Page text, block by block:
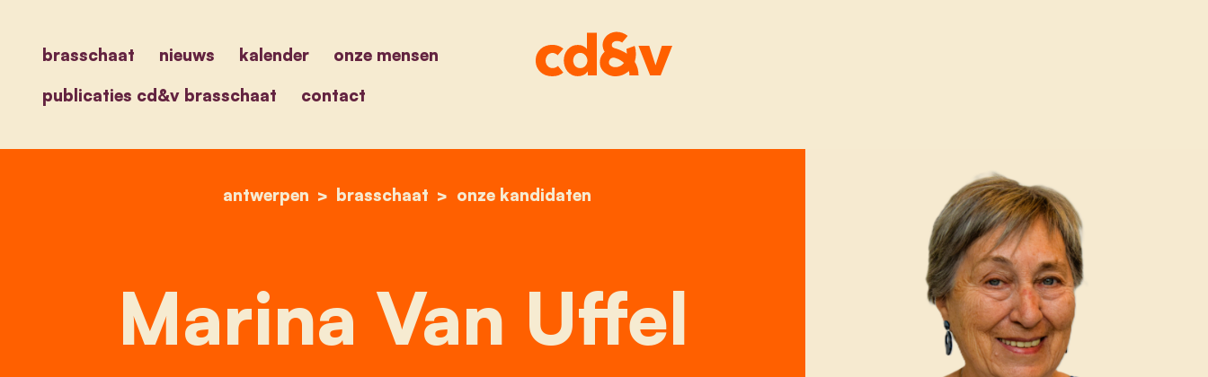
brasschaat nieuws kalender
onze mensen
publicaties cd&v brasschaat
contact
home
antwerpen brasschaat onze kandidaten
marina van uffel
Marina Van Uffel